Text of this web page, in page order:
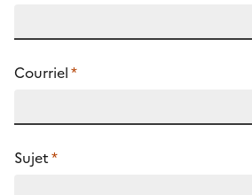
Courriel*
Sujet*